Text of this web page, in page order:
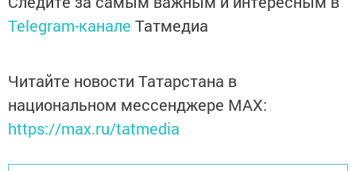
Telegram-канале Татмедиа
Читайте новости Татарстана в
национальном мессенджере MАХ:
https://max.ru/tatmedia